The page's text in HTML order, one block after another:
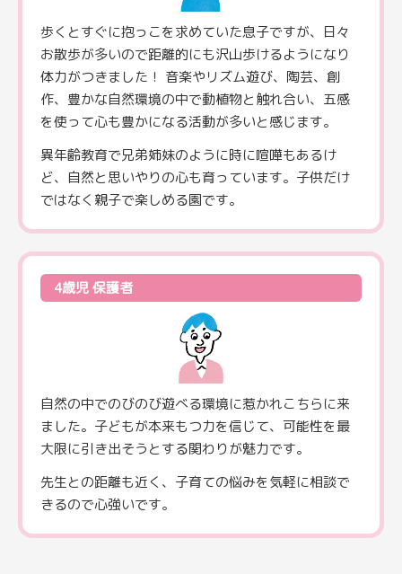
歩くとすぐに抱っこを求めていた息子ですが、日々
お散歩が多いので距離的にも沢山歩けるようになり
体力がつきました！ 音楽やリズム遊び、陶芸、創
作、豊かな自然環境の中で動植物と触れ合い、五感
を使って心も豊かになる活動が多いと感じます。
異年齢教育で兄弟姉妹のように時に喧嘩もあるけ
ど、自然と思いやりの心も育っています。子供だけ
ではなく親子で楽しめる園です。
4歳児 保護者
自然の中でのびのび遊べる環境に惹かれこちらに来
ました。子どもが本来もつ力を信じて、可能性を最
大限に引き出そうとする関わりが魅力です。
先生との距離も近く、子育ての悩みを気軽に相談で
きるので心強いです。